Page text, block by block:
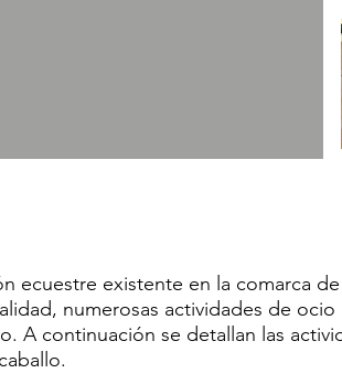
ecuestre existente en la comarca
numerosas actividades de
A continuación se detallan las